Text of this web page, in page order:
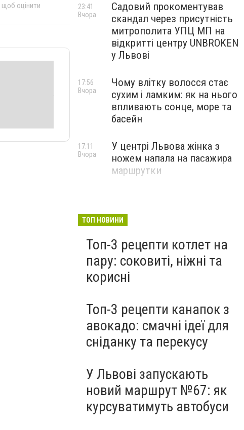
щоб оцінити
Садовий прокоментував
скандал через присутність
митрополита УПЦ МП на
відкритті центру UNBROKEN
у Львові
23:41
Вчора
Чому влітку волосся стає
сухим і ламким: як на нього
впливають сонце, море та
басейн
17:56
Вчора
У центрі Львова жінка з
ножем напала на пасажира
маршрутки
17:11
Вчора
ТОП НОВИНИ
Топ-3 рецепти котлет на
пару: соковиті, ніжні та
корисні
Топ-3 рецепти канапок з
авокадо: смачні ідеї для
сніданку та перекусу
У Львові запускають
новий маршрут №67: як
курсуватимуть автобуси